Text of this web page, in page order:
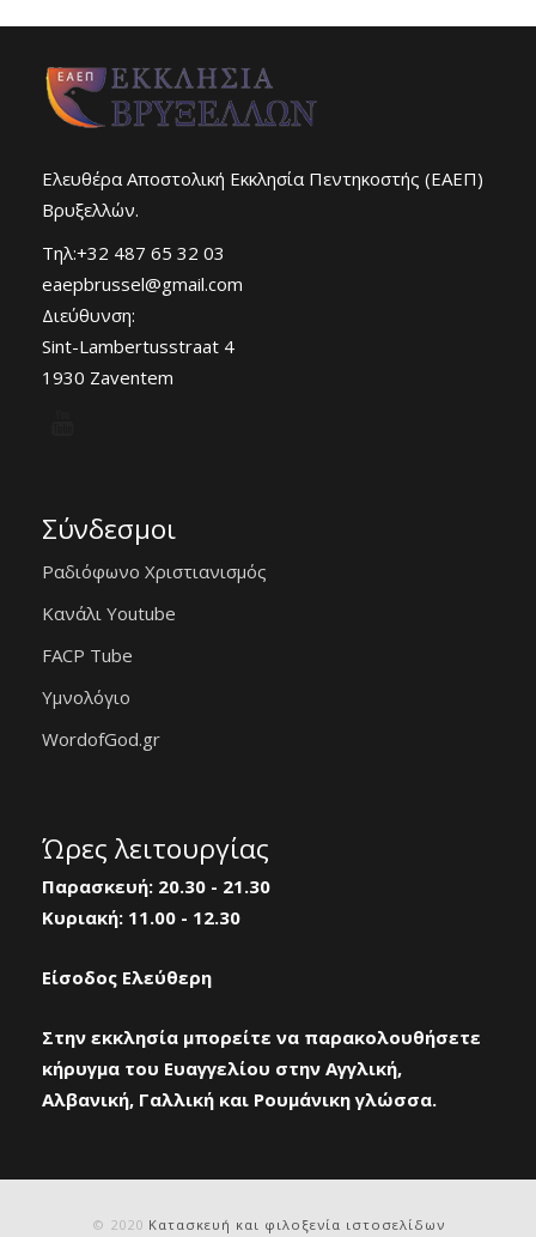
Ελευθέρα Αποστολική Εκκλησία Πεντηκοστής (ΕΑΕΠ)
Βρυξελλών.
Τηλ:+32 487 65 32 03
eaepbrussel@gmail.com
Διεύθυνση:
Sint-Lambertusstraat 4
1930 Zaventem
Σύνδεσμοι
Ραδιόφωνο Χριστιανισμός
Κανάλι Youtube
FACP Tube
Υμνολόγιο
WordofGod.gr
Ώρες λειτουργίας
Παρασκευή: 20.30 - 21.30
Κυριακή: 11.00 - 12.30
Είσοδος Ελεύθερη
Στην εκκλησία μπορείτε να παρακολουθήσετε
κήρυγμα του Ευαγγελίου στην Αγγλική,
Αλβανική, Γαλλική και Ρουμάνικη γλώσσα.
© 2020 Κατασκευή και φιλοξενία ιστοσελίδων